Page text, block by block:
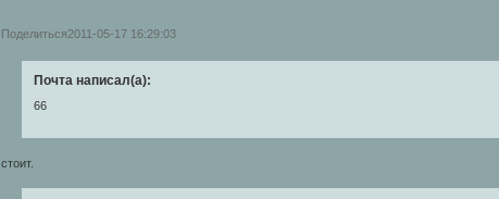
Поделиться2011-05-17 16:29:03
Почта написал(а):
66
стоит.